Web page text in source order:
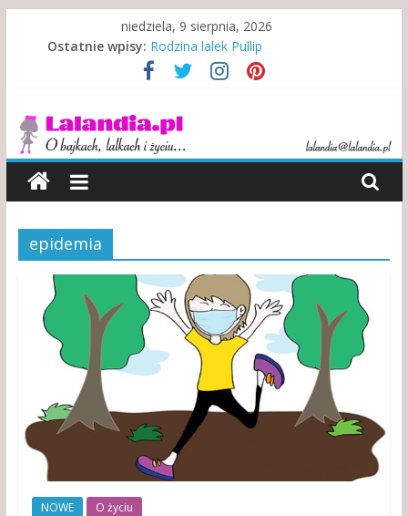
niedziela, 9 sierpnia, 2026
Ostatnie wpisy: Rodzina lalek Pullip
Rodzina w niewoli alkoholu
Misje specjalne indiańskich lalek
Kewpie – symbol walki i zwycięstwa
Lalandia
O
bajkach,
lalkach
życiu…
epidemia
NOWE O życiu